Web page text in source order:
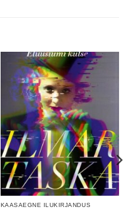
KAASAEGNE ILUKIRJANDUS